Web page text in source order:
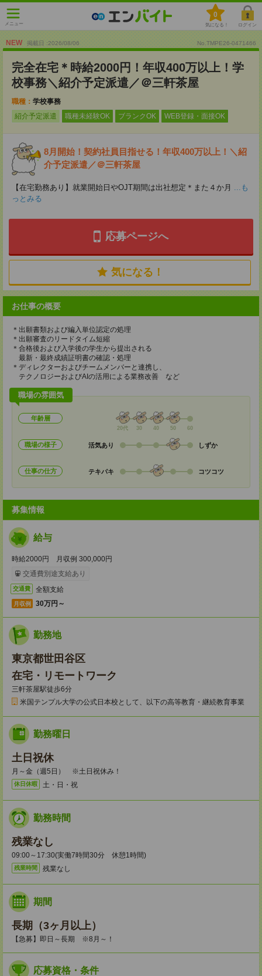
メニュー
0
気になる！ ログイン
NEW 掲載日 :2026/08/06 No.TMPE26-0471466
完全在宅＊時給2000円！年収400万以上！学
校事務＼紹介予定派遣／＠三軒茶屋
職種： 学校事務
紹介予定派遣
職種未経験OK ブランクOK WEB登録・面接OK
8月開始！契約社員目指せる！年収400万以上！＼紹
介予定派遣／＠三軒茶屋
【在宅勤務あり】就業開始日やOJT期間は出社想定＊また４か月 ...も
っとみる
応募ページへ
気になる！
お仕事の概要
＊出願書類および編入単位認定の処理
＊出願審査のリードタイム短縮
＊合格後および入学後の学生から提出される
最新・最終成績証明書の確認・処理
＊ディレクターおよびチームメンバーと連携し、
テクノロジーおよびAIの活用による業務改善 など
職場の雰囲気
年齢層
20代 30 40 50 60
職場の様子 活気あり しずか
仕事の仕方 テキパキ コツコツ
募集情報
給与
時給2000円 月収例 300,000円
交通費別途支給あり
交通費 全額支給
月収例 30万円～
勤務地
東京都世田谷区
在宅・リモートワーク
三軒茶屋駅徒歩6分
米国テンプル大学の公式日本校として、以下の高等教育・継続教育事業
勤務曜日
土日祝休
月～金（週5日） ※土日祝休み！
休日休暇 土・日・祝
勤務時間
残業なし
09:00～17:30(実働7時間30分 休憩1時間)
残業時間 残業なし
期間
長期（3ヶ月以上）
【急募】即日～長期 ※8月～！
応募資格・条件